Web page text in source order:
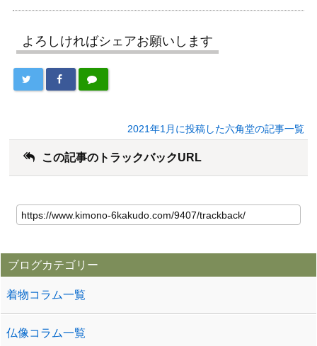
よろしければシェアお願いします
2021年1月に投稿した六角堂の記事一覧
この記事のトラックバックURL
ブログカテゴリー
着物コラム一覧
仏像コラム一覧